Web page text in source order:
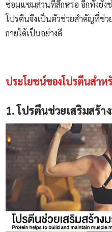
ซ่อมแซมส่วนที่สึกหรอ อีกทั้งยัง
โปรตีนจึงเป็นตัวช่วยสำคัญที่ช่ว
กายได้เป็นอย่างดี
ประโยชน์ของโปรตีนสำห
1. โปรตีนช่วยเสริมสร้า